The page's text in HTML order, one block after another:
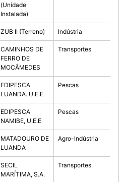
(Unidade
Instalada)
ZUB II (Terreno) Indústria
CAMINHOS DE
FERRO DE
MOCÂMEDES
Transportes
EDIPESCA
LUANDA. U.E.E
Pescas
EDIPESCA
NAMIBE, U.E.E
Pescas
MATADOURO DE
LUANDA
Agro-Indústria
SECIL
MARÍTIMA, S.A.
Transportes